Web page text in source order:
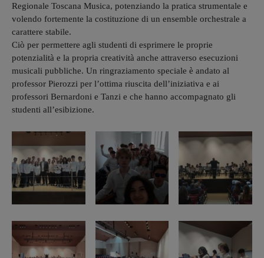
Regionale Toscana Musica, potenziando la pratica strumentale e
volendo fortemente la costituzione di un ensemble orchestrale a
carattere stabile.
Ciò per permettere agli studenti di esprimere le proprie
potenzialità e la propria creatività anche attraverso esecuzioni
musicali pubbliche. Un ringraziamento speciale è andato al
professor Pierozzi per l’ottima riuscita dell’iniziativa e ai
professori Bernardoni e Tanzi e che hanno accompagnato gli
studenti all’esibizione.